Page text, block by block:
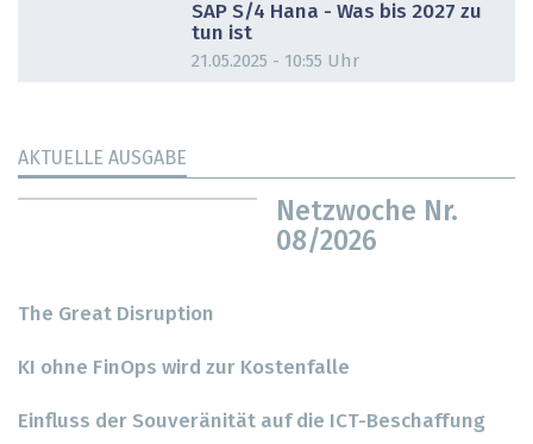
SAP S/4 Hana - Was bis 2027 zu
tun ist
21.05.2025 - 10:55 Uhr
AKTUELLE AUSGABE
Netzwoche Nr.
08/2026
The Great Disruption
KI ohne FinOps wird zur Kostenfalle
Einfluss der Souveränität auf die ICT-Beschaffung